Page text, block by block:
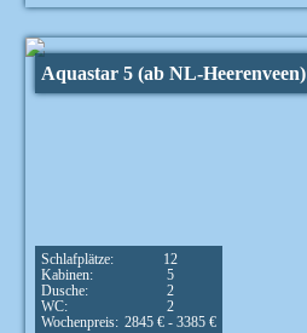
Aquastar 5 (ab NL-Heerenveen)
Schlafplätze:
12
Kabinen:
5
Dusche:
2
WC:
2
Wochenpreis: 2845 € - 3385 €